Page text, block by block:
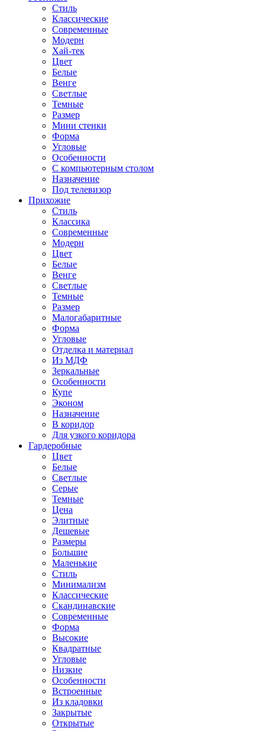
Стиль
Классические
Современные
Модерн
Хай-тек
Цвет
Белые
Венге
Светлые
Темные
Размер
Мини стенки
Форма
Угловые
Особенности
С компьютерным столом
Назначение
Под телевизор
Прихожие
Стиль
Классика
Современные
Модерн
Цвет
Белые
Венге
Светлые
Темные
Размер
Малогабаритные
Форма
Угловые
Отделка и материал
Из МДФ
Зеркальные
Особенности
Купе
Эконом
Назначение
В коридор
Для узкого коридора
Гардеробные
Цвет
Белые
Светлые
Серые
Темные
Цена
Элитные
Дешевые
Размеры
Большие
Маленькие
Стиль
Минимализм
Классические
Скандинавские
Современные
Форма
Высокие
Квадратные
Угловые
Низкие
Особенности
Встроенные
Из кладовки
Закрытые
Открытые